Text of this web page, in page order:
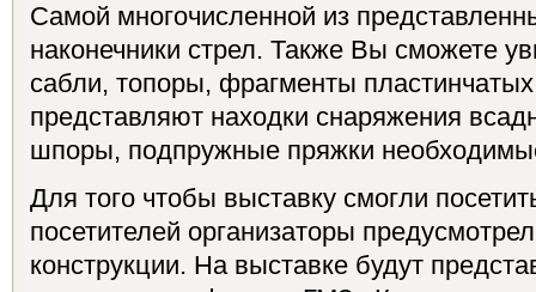
Самой многочисленной из
наконечники стрел. Также Вы сможете
сабли, топоры, фрагменты
представляют находки снаряжения
шпоры, подпружные пряжки
Для того чтобы выставку смогли
посетителей организаторы
конструкции. На выставке будут